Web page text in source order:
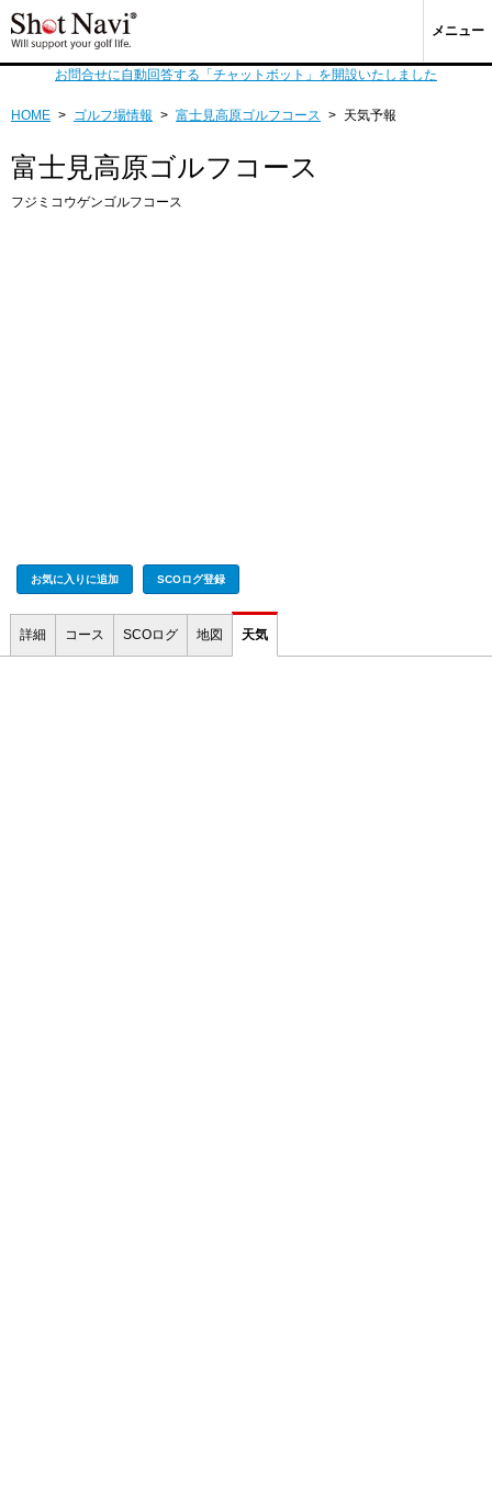
メニュー
お問合せに自動回答する「チャットボット」を開設いたしました
HOME > ゴルフ場情報 > 富士見高原ゴルフコース > 天気予報
富士見高原ゴルフコース
フジミコウゲンゴルフコース
お気に入りに追加 SCOログ登録
詳細 コース SCOログ 地図 天気